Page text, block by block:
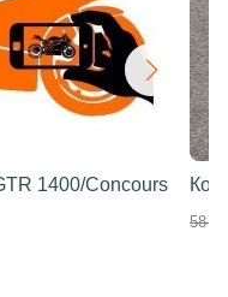
1400/Concours
58